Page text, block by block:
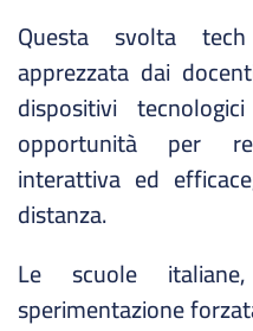
Questa svolta
apprezzata dai
dispositivi
opportunità per
interattiva ed
distanza.
Le scuole
sperimentazione